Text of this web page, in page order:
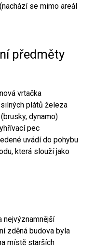
se mimo areál
předměty
vrtačka
plátů železa
dynamo)
pec
uvádí do pohybu
která slouží jako
nejvýznamnější
zděná budova byla
místě starších